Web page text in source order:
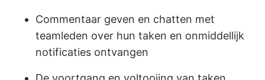
Commentaar geven en chatten met
teamleden over hun taken en onmiddellijk
notificaties ontvangen